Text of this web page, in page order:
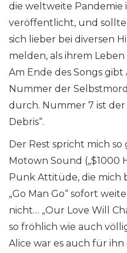
die weltweite Pandemie
veröffentlicht, und
sich lieber bei diversen
melden, als ihrem
Am Ende des Songs
Nummer der
durch. Nummer 7 ist der
Debris“.
Der Rest spricht mich so
Motown Sound („$1000
Punk Attitüde, die mich
„Go Man Go“ sofort
nicht… „Our Love Will
so fröhlich wie auch
Alice war es auch für